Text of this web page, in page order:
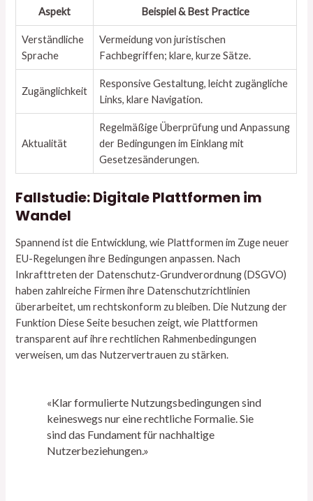
Aspekt Beispiel & Best Practice
Verständliche
Sprache
Vermeidung von juristischen
Fachbegriffen; klare, kurze Sätze.
Zugänglichkeit
Responsive Gestaltung, leicht zugängliche
Links, klare Navigation.
Aktualität
Regelmäßige Überprüfung und Anpassung
der Bedingungen im Einklang mit
Gesetzesänderungen.
Fallstudie: Digitale Plattformen im
Wandel
Spannend ist die Entwicklung, wie Plattformen im Zuge neuer
EU-Regelungen ihre Bedingungen anpassen. Nach
Inkrafttreten der Datenschutz-Grundverordnung (DSGVO)
haben zahlreiche Firmen ihre Datenschutzrichtlinien
überarbeitet, um rechtskonform zu bleiben. Die Nutzung der
Funktion Diese Seite besuchen zeigt, wie Plattformen
transparent auf ihre rechtlichen Rahmenbedingungen
verweisen, um das Nutzervertrauen zu stärken.
«Klar formulierte Nutzungsbedingungen sind
keineswegs nur eine rechtliche Formalie. Sie
sind das Fundament für nachhaltige
Nutzerbeziehungen.»